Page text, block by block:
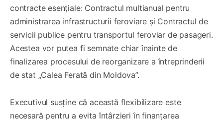
contracte esențiale: Contractul multianual pentru
administrarea infrastructurii feroviare și Contractul de
servicii publice pentru transportul feroviar de pasageri.
Acestea vor putea fi semnate chiar înainte de
finalizarea procesului de reorganizare a întreprinderii
de stat „Calea Ferată din Moldova”.
Executivul susține că această flexibilizare este
necesară pentru a evita întârzieri în finanțarea